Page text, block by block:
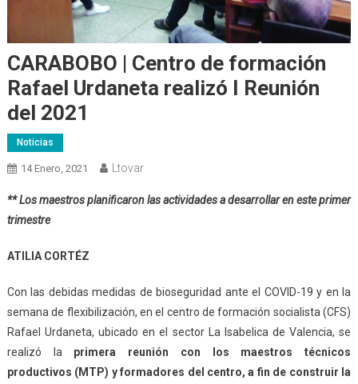
CARABOBO | Centro de formación
Rafael Urdaneta realizó I Reunión
del 2021
Noticias
14 Enero, 2021 Ltovar
** Los maestros planificaron las actividades a desarrollar en este primer
trimestre
ATILIA CORTÉZ
Con las debidas medidas de bioseguridad ante el COVID-19 y en la
semana de flexibilización, en el centro de formación socialista (CFS)
Rafael Urdaneta, ubicado en el sector La Isabelica de Valencia, se
realizó la primera reunión con los maestros técnicos
productivos (MTP) y formadores del centro, a fin de construir la